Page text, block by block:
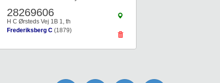
28269606
H C Ørsteds Vej 1B 1, th
Frederiksberg C (1879)